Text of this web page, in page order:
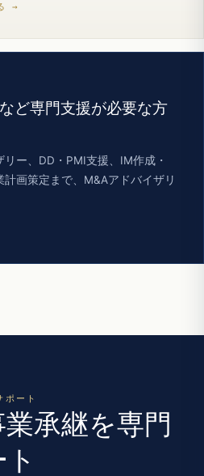
→
ど専門支援が必要な方
ー、DD・PMI支援、IM作成・
画策定まで、M&Aアドバイザリ
ート
承継を専門